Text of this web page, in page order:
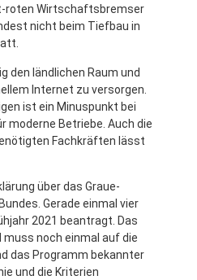
roten Wirtschaftsbremser
nicht beim Tiefbau in
den ländlichen Raum und
Internet zu versorgen.
ist ein Minuspunkt bei
Betriebe. Auch die
Fachkräften lässt
über das Graue-
Gerade einmal vier
2021 beantragt. Das
muss noch einmal auf die
das Programm bekannter
und die Kriterien